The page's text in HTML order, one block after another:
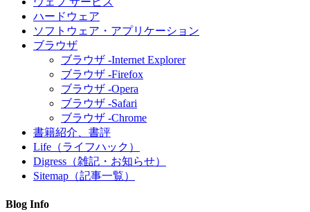
ハードウェア
ソフトウェア・アプリケーション
ブラウザ
ブラウザ -Internet Explorer
ブラウザ -Firefox
ブラウザ -Opera
ブラウザ -Safari
ブラウザ -Chrome
書籍紹介、書評
Life（ライフハック）
Digress（雑記・お知らせ）
Sitemap（記事一覧）
Blog Info